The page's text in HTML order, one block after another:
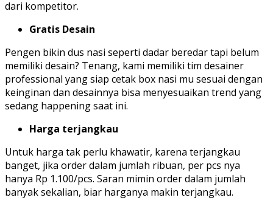
dari kompetitor.
Gratis Desain
Pengen bikin dus nasi seperti dadar beredar tapi belum
memiliki desain? Tenang, kami memiliki tim desainer
professional yang siap cetak box nasi mu sesuai dengan
keinginan dan desainnya bisa menyesuaikan trend yang
sedang happening saat ini.
Harga terjangkau
Untuk harga tak perlu khawatir, karena terjangkau
banget, jika order dalam jumlah ribuan, per pcs nya
hanya Rp 1.100/pcs. Saran mimin order dalam jumlah
banyak sekalian, biar harganya makin terjangkau.